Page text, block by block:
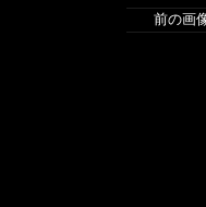
前の画